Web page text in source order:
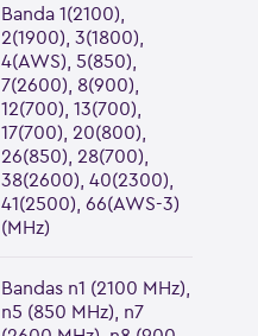
Banda 1(2100),
2(1900), 3(1800),
4(AWS), 5(850),
7(2600), 8(900),
12(700), 13(700),
17(700), 20(800),
26(850), 28(700),
38(2600), 40(2300),
41(2500), 66(AWS-3)
(MHz)
Bandas n1 (2100 MHz),
n5 (850 MHz), n7